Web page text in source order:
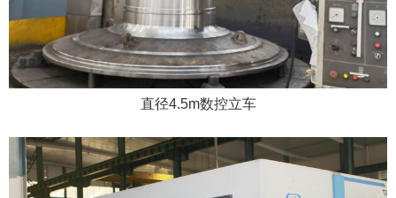
直径4.5m数控立车